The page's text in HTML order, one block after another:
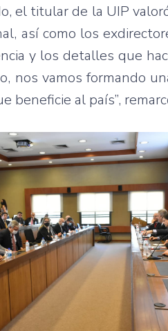
el titular de la UIP
así como los
y los detalles que
nos vamos formando
beneficie al país”,